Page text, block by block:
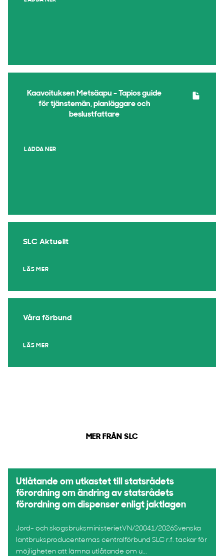
Kaavoituksen Metsäapu - Tapios guide
för tjänstemän, planläggare och
beslustfattare
LADDA NER
SLC Aktuellt
LÄS MER
Våra förbund
LÄS MER
MER FRÅN SLC
Utlåtande om utkastet till statsrådets
förordning om ändring av statsrådets
förordning om dispenser enligt jaktlagen
Jord- och skogsbruksministerietVN/20041/2026Svenska
lantbruksproducenternas centralförbund SLC r.f. tackar för
möjligheten att lämna utlåtande om u...